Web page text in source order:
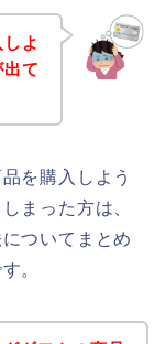
よ
て
を購入しよう
まった方は、
ついてまとめ
。